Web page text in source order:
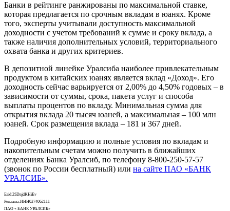
Банки в рейтинге ранжированы по максимальной ставке,
которая предлагается по срочным вкладам в юанях. Кроме
того, эксперты учитывали доступность максимальной
доходности с учетом требований к сумме и сроку вклада, а
также наличия дополнительных условий, территориального
охвата банка и других критериев.
В депозитной линейке Уралсиба наиболее привлекательным
продуктом в китайских юанях является вклад «Доход». Его
доходность сейчас варьируется от 2,00% до 4,50% годовых – в
зависимости от суммы, срока, пакета услуг и способа
выплаты процентов по вкладу. Минимальная сумма для
открытия вклада 20 тысяч юаней, а максимальная – 100 млн
юаней. Срок размещения вклада – 181 и 367 дней.
Подробную информацию и полные условия по вкладам и
накопительным счетам можно получить в ближайших
отделениях Банка Уралсиб, по телефону 8-800-250-57-57
(звонок по России бесплатный) или на сайте ПАО «БАНК
УРАЛСИБ».
Erid:2SDnjdKHiEv
Реклама.ИНН0274062111
ПАО « БАНК УРАЛСИБ»